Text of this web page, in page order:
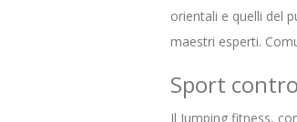
orientali e quelli del
maestri esperti.
Sport
Il Jumping fitness,